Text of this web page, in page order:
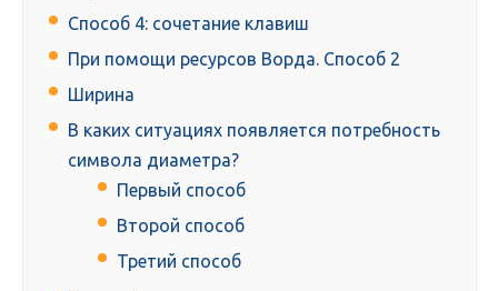
Способ 4: сочетание клавиш
При помощи ресурсов Ворда. Способ 2
Ширина
В каких ситуациях появляется потребность
символа диаметра?
Первый способ
Второй способ
Третий способ